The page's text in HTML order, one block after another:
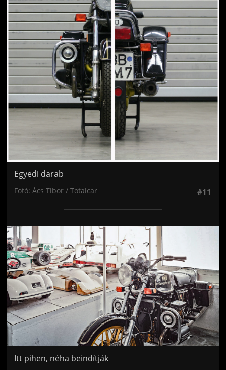
Egyedi darab
Fotó: Ács Tibor / Totalcar #11
Jön még kép!
Itt pihen, néha beindítják